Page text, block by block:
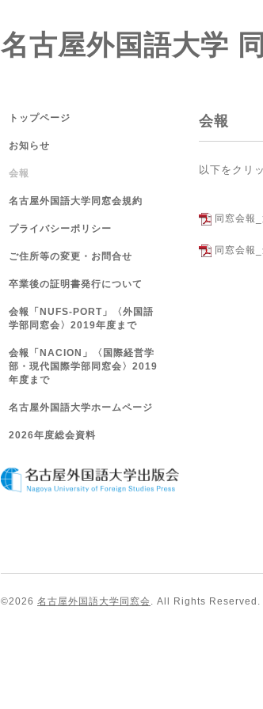
名古屋外国語大学
会報
以下をクリ
同窓会報
同窓会報
トップページ
お知らせ
会報
名古屋外国語大学同窓会規約
プライバシーポリシー
ご住所等の変更・お問合せ
卒業後の証明書発行について
会報「NUFS-PORT」〈外国語
学部同窓会〉2019年度まで
会報「NACION」〈国際経営学
部・現代国際学部同窓会〉2019
年度まで
名古屋外国語大学ホームページ
2026年度総会資料
©2026 名古屋外国語大学同窓会. All Rights Reserved.